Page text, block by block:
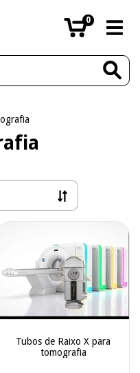
0
Tubos de Raixo X para
tomografia